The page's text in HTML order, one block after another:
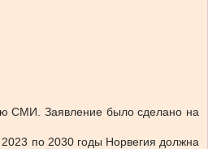
СМИ. Заявление было сделано на
по 2030 годы Норвегия должна